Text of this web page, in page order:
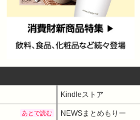
Kindleストア
あとで読む NEWSまとめもりー